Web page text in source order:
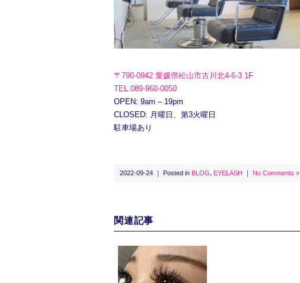
〒790-0942 愛媛県松山市古川北4-6-3 1F
TEL.089-960-0050
OPEN: 9am – 19pm
CLOSED: 月曜日、第3火曜日
駐車場あり
2022-09-24 ｜ Posted in BLOG EYELASH ｜ No Comments »
関連記事